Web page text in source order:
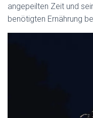
angepeilten Zeit und
benötigten Ernährung